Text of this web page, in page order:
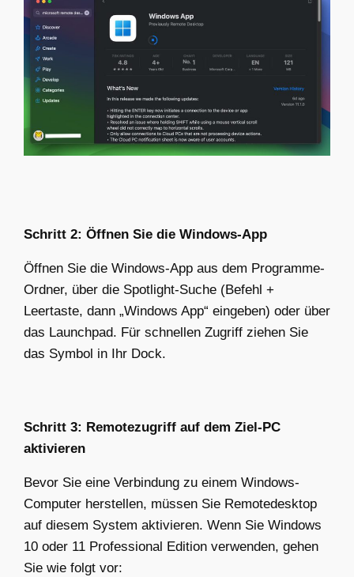
Schritt 2: Öffnen Sie die Windows-App
Öffnen Sie die Windows-App aus dem Programme-
Ordner, über die Spotlight-Suche (Befehl +
Leertaste, dann „Windows App“ eingeben) oder über
das Launchpad. Für schnellen Zugriff ziehen Sie
das Symbol in Ihr Dock.
Schritt 3: Remotezugriff auf dem Ziel-PC
aktivieren
Bevor Sie eine Verbindung zu einem Windows-
Computer herstellen, müssen Sie Remotedesktop
auf diesem System aktivieren. Wenn Sie Windows
10 oder 11 Professional Edition verwenden, gehen
Sie wie folgt vor: